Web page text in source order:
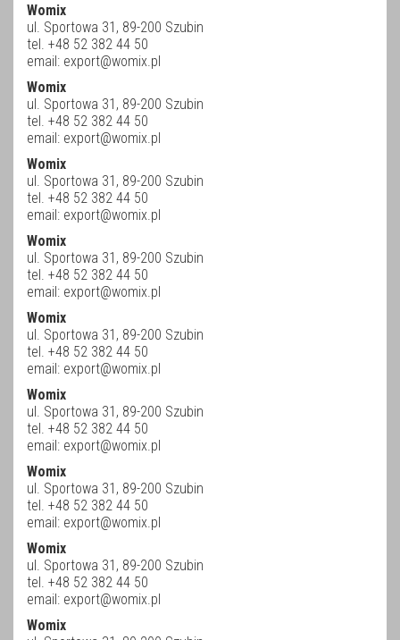
Womix
ul. Sportowa 31, 89-200 Szubin
tel. +48 52 382 44 50
email: export@womix.pl
Womix
ul. Sportowa 31, 89-200 Szubin
tel. +48 52 382 44 50
email: export@womix.pl
Womix
ul. Sportowa 31, 89-200 Szubin
tel. +48 52 382 44 50
email: export@womix.pl
Womix
ul. Sportowa 31, 89-200 Szubin
tel. +48 52 382 44 50
email: export@womix.pl
Womix
ul. Sportowa 31, 89-200 Szubin
tel. +48 52 382 44 50
email: export@womix.pl
Womix
ul. Sportowa 31, 89-200 Szubin
tel. +48 52 382 44 50
email: export@womix.pl
Womix
ul. Sportowa 31, 89-200 Szubin
tel. +48 52 382 44 50
email: export@womix.pl
Womix
ul. Sportowa 31, 89-200 Szubin
tel. +48 52 382 44 50
email: export@womix.pl
Womix